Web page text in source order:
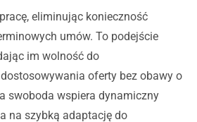
eliminując konieczność
umów. To podejście
im wolność do
oferty bez obawy o
swoboda wspiera dynamiczny
na szybką adaptację do